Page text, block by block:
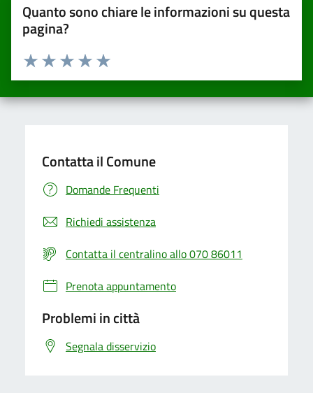
Quanto sono chiare le informazioni su questa
pagina?
Valuta da 1 a 5 stelle la pagina
Valuta 5 stelle su 5
Valuta 4 stelle su 5
Valuta 3 stelle su 5
Valuta 2 stelle su 5
Valuta una stella su 5
Contatta il Comune
Domande Frequenti
Richiedi assistenza
Contatta il centralino allo 070 86011
Prenota appuntamento
Problemi in città
Segnala disservizio